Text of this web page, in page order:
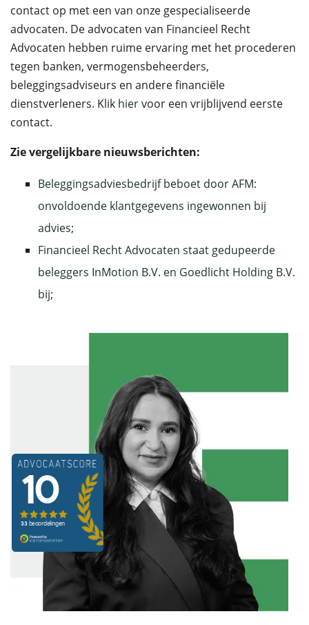
contact op met een van onze gespecialiseerde
advocaten. De advocaten van Financieel Recht
Advocaten hebben ruime ervaring met het procederen
tegen banken, vermogensbeheerders,
beleggingsadviseurs en andere financiële
dienstverleners. Klik hiervoor een vrijblijvend eerste
contact.
Zie vergelijkbare nieuwsberichten:
Beleggingsadviesbedrijf beboet door AFM:
onvoldoende klantgegevens ingewonnen bij
advies;
Financieel Recht Advocaten staat gedupeerde
beleggers InMotion B.V. en Goedlicht Holding B.V.
bij;